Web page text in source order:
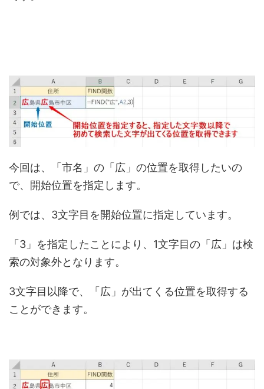
今回は、「市名」の「広」の位置を取得したいの
で、開始位置を指定します。
例では、3文字目を開始位置に指定しています。
「3」を指定したことにより、1文字目の「広」は検
索の対象外となります。
3文字目以降で、「広」が出てくる位置を取得する
ことができます。